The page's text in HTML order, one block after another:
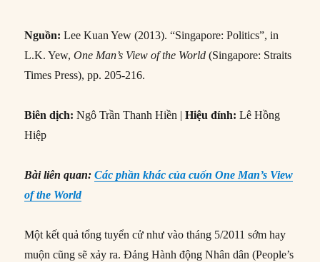
Nguồn: Lee Kuan Yew (2013). “Singapore: Politics”, in
L.K. Yew,One Man’s View of the World (Singapore: Straits
Times Press), pp. 205-216.
Biên dịch: Ngô Trần Thanh Hiền |Hiệu đính: Lê Hồng
Hiệp
Bài liên quan:Các phần khác của cuốn One Man’s View
of the World
Một kết quả tổng tuyển cử như vào tháng 5/2011 sớm hay
muộn cũng sẽ xảy ra. Đảng Hành động Nhân dân (People’s